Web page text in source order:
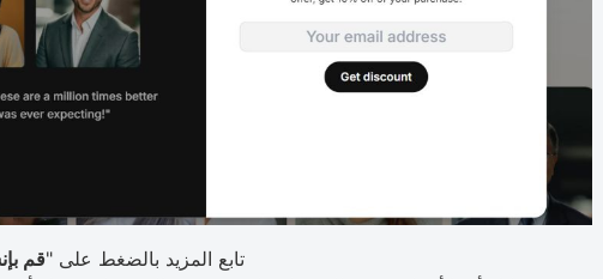
تابع المزيد بالضغط على "قم